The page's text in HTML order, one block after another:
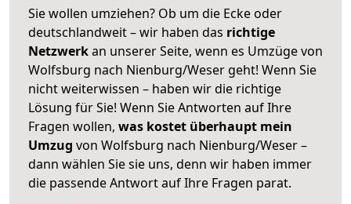
Sie wollen umziehen? Ob um die Ecke oder
deutschlandweit – wir haben das richtige
Netzwerkan unserer Seite, wenn es Umzüge von
Wolfsburg nach Nienburg/Weser geht! Wenn Sie
nicht weiterwissen – haben wir die richtige
Lösung für Sie! Wenn Sie Antworten auf Ihre
Fragen wollen, was kostet überhaupt mein
Umzug von Wolfsburg nach Nienburg/Weser –
dann wählen Sie sie uns, denn wir haben immer
die passende Antwort auf Ihre Fragen parat.